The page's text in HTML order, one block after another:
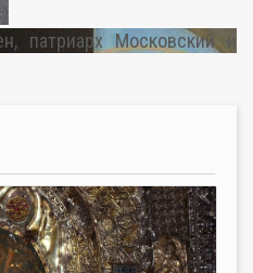
патриарх Московский и